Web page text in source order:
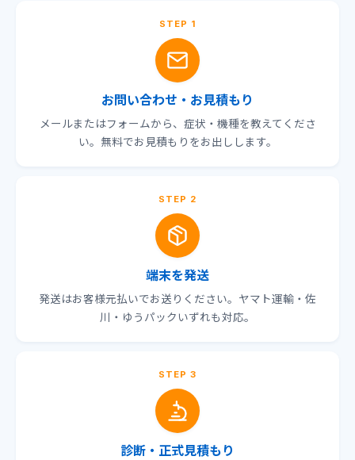
STEP 1
お問い合わせ・お見積もり
メールまたはフォームから、症状・機種を教えてくださ
い。無料でお見積もりをお出しします。
STEP 2
端末を発送
発送はお客様元払いでお送りください。ヤマト運輸・佐
川・ゆうパックいずれも対応。
STEP 3
診断・正式見積もり